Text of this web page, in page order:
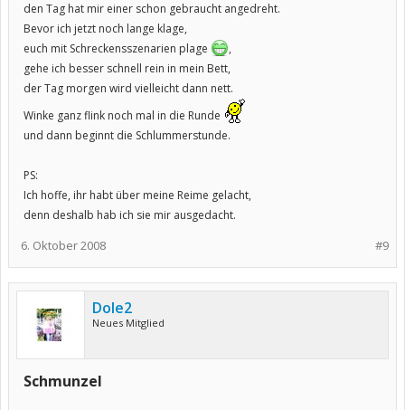
den Tag hat mir einer schon gebraucht angedreht.
Bevor ich jetzt noch lange klage,
euch mit Schreckensszenarien plage
,
gehe ich besser schnell rein in mein Bett,
der Tag morgen wird vielleicht dann nett.
Winke ganz flink noch mal in die Runde
und dann beginnt die Schlummerstunde.
PS:
Ich hoffe, ihr habt über meine Reime gelacht,
denn deshalb hab ich sie mir ausgedacht.
#9
6. Oktober 2008
Dole2
Neues Mitglied
Schmunzel